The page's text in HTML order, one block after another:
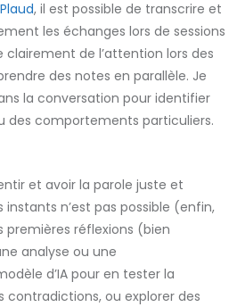
, il est possible de transcrire et
les échanges lors de sessions
clairement de l’attention lors des
des notes en parallèle. Je
la conversation pour identifier
des comportements particuliers.
et avoir la parole juste et
n’est pas possible (enfin,
premières réflexions (bien
analyse ou une
d’IA pour en tester la
contradictions, ou explorer des